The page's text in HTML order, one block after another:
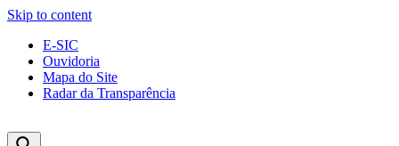
Skip to content
E-SIC
Ouvidoria
Mapa do Site
Radar da Transparência